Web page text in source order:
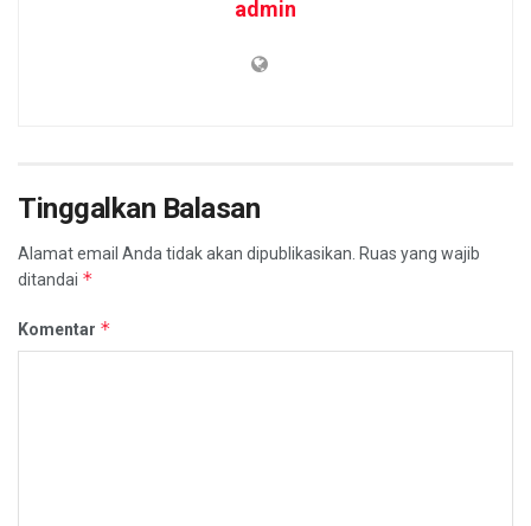
admin
Tinggalkan Balasan
Alamat email Anda tidak akan dipublikasikan. Ruas yang wajib
ditandai *
Komentar *